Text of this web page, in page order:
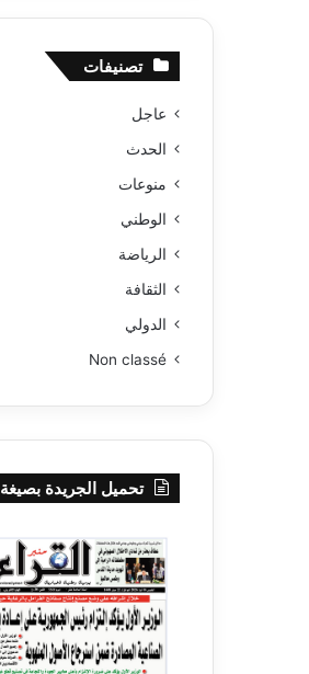
تصنيفات
عاجل
الحدث
منوعات
الوطني
الرياضة
الثقافة
الدولي
Non classé
تحميل الجريدة بصيغة PDF